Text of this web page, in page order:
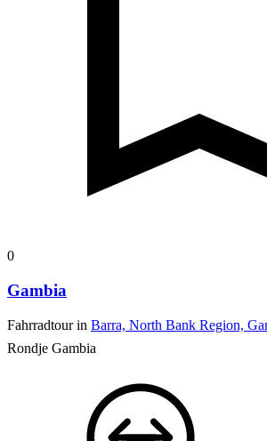
0
Gambia
Fahrradtour in Barra, North Bank Region,
Rondje Gambia